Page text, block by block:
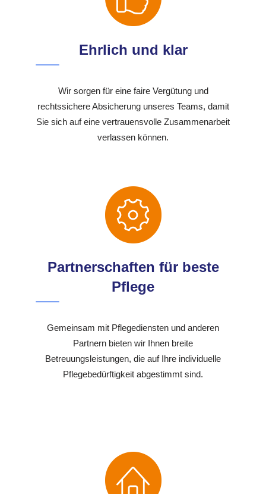
Ehrlich und klar
Wir sorgen für eine faire Vergütung und
rechtssichere Absicherung unseres Teams, damit
Sie sich auf eine vertrauensvolle Zusammenarbeit
verlassen können.
Partnerschaften für beste
Pflege
Gemeinsam mit Pflegediensten und anderen
Partnern bieten wir Ihnen breite
Betreuungsleistungen, die auf Ihre individuelle
Pflegebedürftigkeit abgestimmt sind.